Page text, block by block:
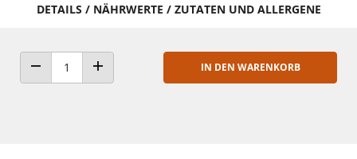
DETAILS / NÄHRWERTE / ZUTATEN UND ALLERGENE
ANZAHL VERRINGERNANZAHL ERHÖHEN
IN DEN WARENKORB